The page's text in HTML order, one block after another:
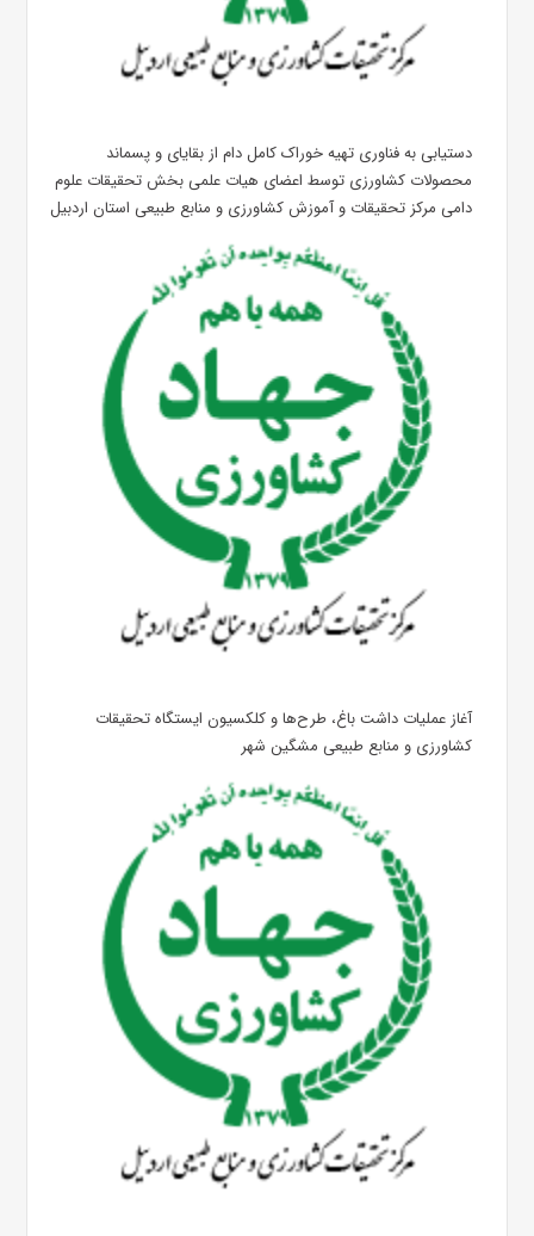
دستیابی به فناوری تهیه خوراک کامل دام از بقایای و پسماند
محصولات کشاورزی توسط اعضای هیات علمی بخش تحقیقات علوم
دامی مرکز تحقیقات و آموزش کشاورزی و منابع طبیعی استان اردبیل
آغاز عملیات داشت باغ، طرح‌ها و کلکسیون ایستگاه تحقیقات
کشاورزی و منابع طبیعی مشگین شهر